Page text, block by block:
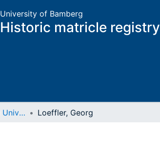
University of Bamberg
Historic matricle registry
Matrikel der älteren Universität Loeffler, Georg